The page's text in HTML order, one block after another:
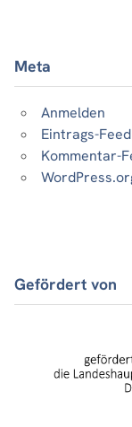
Meta
Anmelden
Eintrags-Feed
Kommentar-
Gefördert von